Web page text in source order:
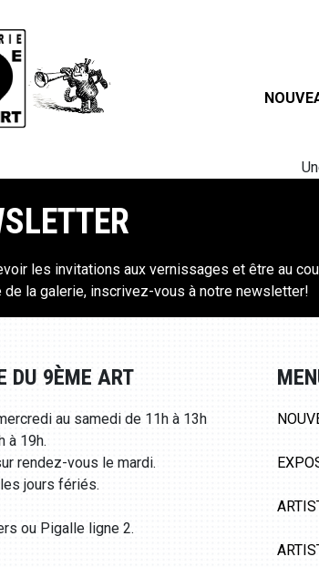
les invitations aux vernissages et être au
de la galerie, inscrivez-vous à notre newsletter!
DU 9ÈME ART
au samedi de 11h à 13h
à 19h.
rendez-vous le mardi.
jours fériés.
ou Pigalle ligne 2.